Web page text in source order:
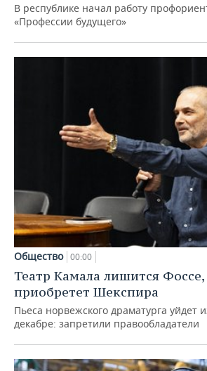
В республике начал работу
«Профессии будущего»
Общество 00:00
Театр Камала лишится
приобретет Шекспира
Пьеса норвежского драматурга уйдет
декабре: запретили правообладатели